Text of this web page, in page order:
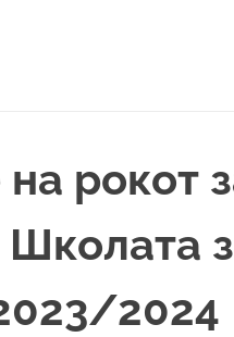
рокот
Школата
2024